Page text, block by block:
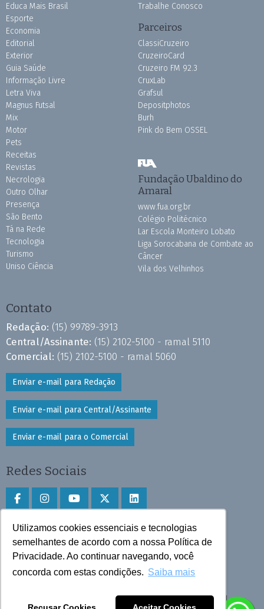
Utilizamos cookies essenciais e tecnologias
semelhantes de acordo com a nossa Política de
Privacidade. Ao continuar navegando, você
concorda com estas condições. Saiba mais
Educa Mais Brasil
Esporte
Economia
Editorial
Exterior
Guia Saúde
Informação Livre
Letra Viva
Magnus Futsal
Mix
Motor
Pets
Receitas
Revistas
Necrologia
Outro Olhar
Presença
São Bento
Tá na Rede
Tecnologia
Turismo
Uniso Ciência
Trabalhe Conosco
Parceiros
ClassiCruzeiro
CruzeiroCard
Cruzeiro FM 92.3
CruxLab
Grafsul
Depositphotos
Burh
Pink do Bem OSSEL
Fundação Ubaldino do
Amaral
www.fua.org.br
Colégio Politécnico
Lar Escola Monteiro Lobato
Liga Sorocabana de Combate ao
Câncer
Vila dos Velhinhos
Contato
Redação: (15) 99789-3913
Central/Assinante: (15) 2102-5100 - ramal 5110
Comercial: (15) 2102-5100 - ramal 5060
Enviar e-mail para Redação
Enviar e-mail para Central/Assinante
Enviar e-mail para o Comercial
Redes Sociais
Faça download do aplicativo
Play Store e App Store
Todos os direitos reservados © 2025 Cruzeiro do Sul